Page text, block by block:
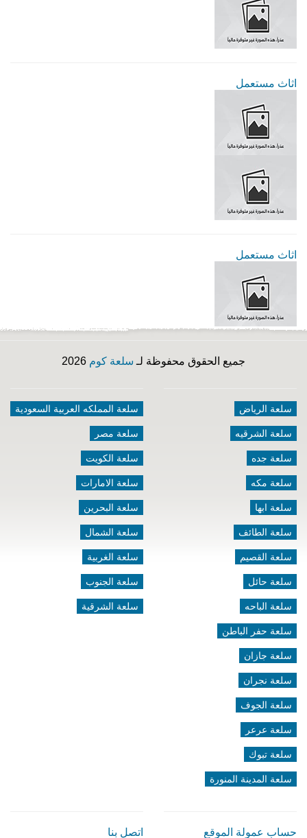
اثاث مستعمل
اثاث مستعمل
جميع الحقوق محفوظة لـ سلعة كوم
سلعة الرياض
سلعة الشرقيه
سلعة جده
سلعة مكه
سلعة ابها
سلعة الطائف
سلعة القصيم
سلعة حائل
سلعة الباحه
سلعة حفر الباطن
سلعة جازان
سلعة نجران
سلعة الجوف
سلعة عرعر
سلعة تبوك
سلعة المدينة المنورة
سلعة المملكه العربية السعودية
سلعة مصر
سلعة الكويت
سلعة الامارات
سلعة البحرين
سلعة الشمال
سلعة الغربية
سلعة الجنوب
سلعة الشرقية
حساب عمولة الموقع اتصل بنا